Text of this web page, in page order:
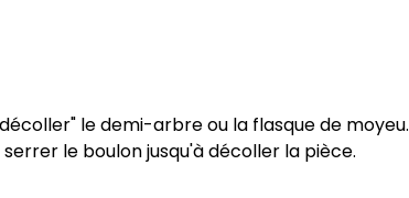
le demi-arbre ou la flasque de moyeu.
le boulon jusqu'à décoller la pièce.